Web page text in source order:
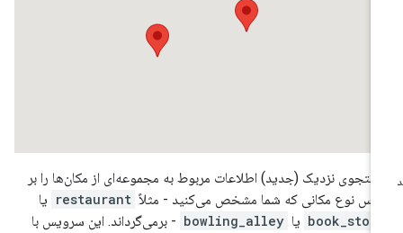
نزدیک (جدید) اطلاعات مربوط به مجموعه‌ای از مکان‌ها را بر
نوع مکانی که شما مشخص می‌کنید - مثلاً restaurant یا
یا bowling_alley - برمی‌گرداند. این سرویس با